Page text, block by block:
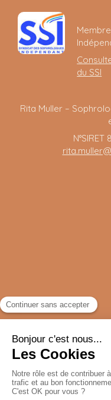
du SSI
Rita Muller –